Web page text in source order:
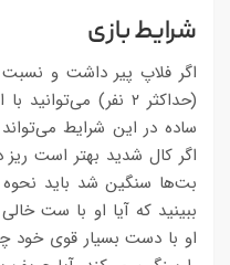
شرایط بازی
اگر فلاپ پیر داشت و نسبت
(حداکثر ۲ نفر)
ساده در این شرایط
اگر کال شدید بهتر است
بت‌ها سنگین شد باید نحوه
ببینید که آیا او با ست
او با دست بسیار قوی خود